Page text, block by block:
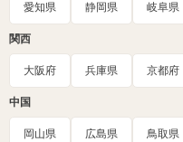
愛知県 静岡県 岐阜県
関西
大阪府 兵庫県 京都府
中国
岡山県 広島県 鳥取県